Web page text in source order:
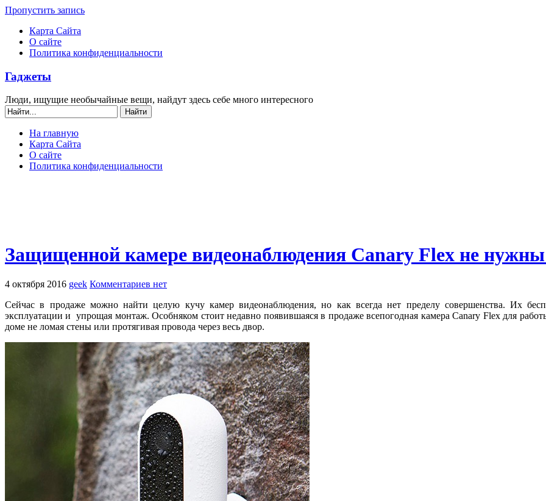
Пропустить запись
Карта Сайта
О сайте
Политика конфиденциальности
Гаджеты
Люди, ищущие необычайные вещи, найдут здесь себе много интересного
На главную
Карта Сайта
О сайте
Политика конфиденциальности
Защищенной камере видеонаблюдения Canary Flex не
4 октября 2016 geek Комментариев нет
Сейчас в продаже можно найти целую кучу камер видеонаблюдения, но как всегда нет пределу совершенства. Их
эксплуатации и упрощая монтаж. Особняком стоит недавно появившаяся в продаже всепогодная камера Canary Flex для
доме не ломая стены или протягивая провода через весь двор.